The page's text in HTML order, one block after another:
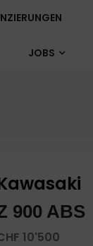
JOBS
900 ABS
10'500